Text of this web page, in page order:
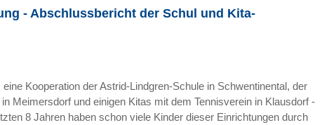
- Abschlussbericht der Schul und Kita-
Kooperation der Astrid-Lindgren-Schule in Schwentinental, der
Meimersdorf und einigen Kitas mit dem Tennisverein in Klausdorf -
8 Jahren haben schon viele Kinder dieser Einrichtungen durch